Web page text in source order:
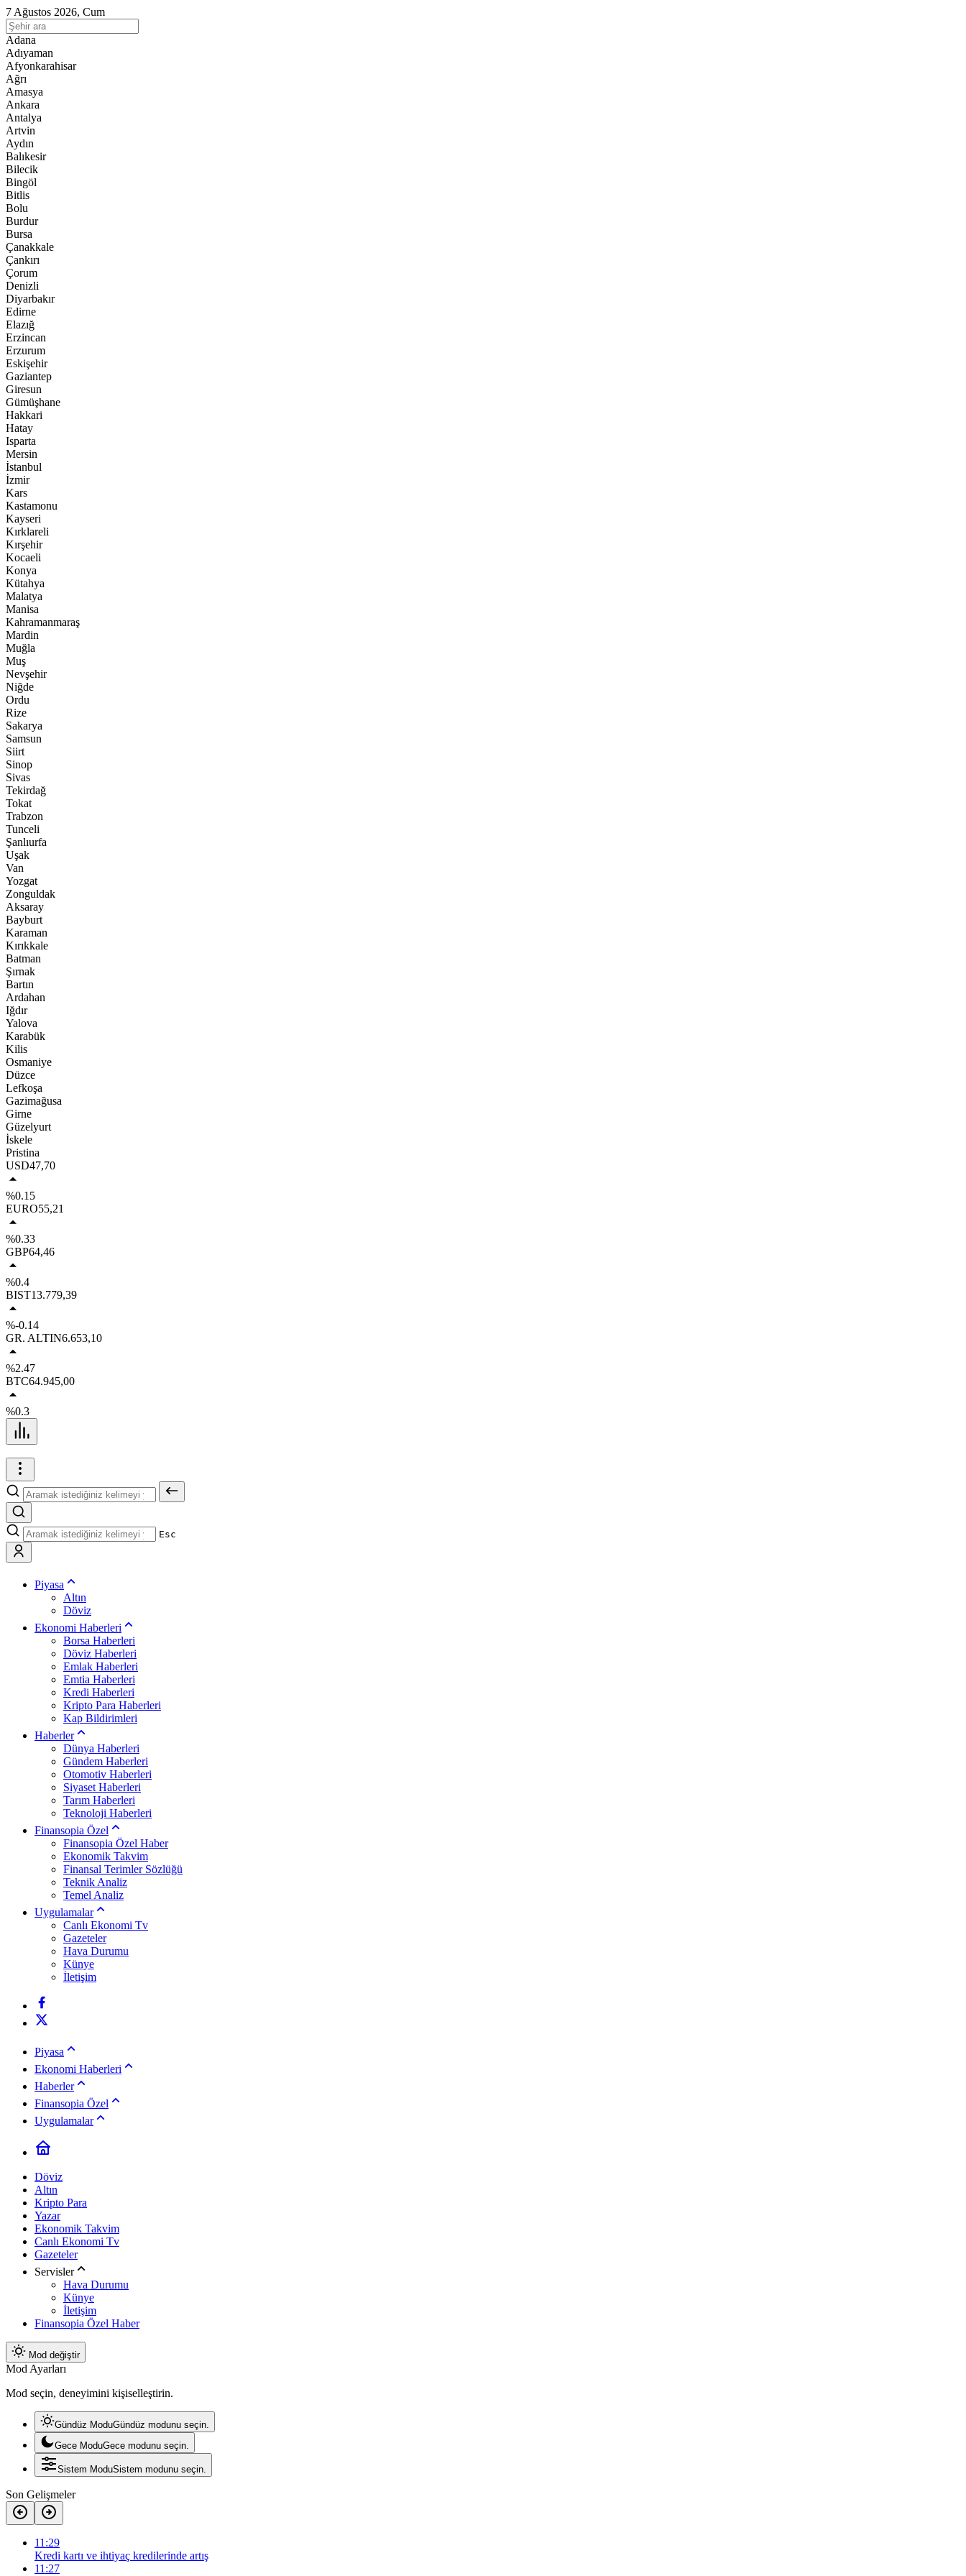
7 Ağustos 2026, Cum
Adana
Adıyaman
Afyonkarahisar
Ağrı
Amasya
Ankara
Antalya
Artvin
Aydın
Balıkesir
Bilecik
Bingöl
Bitlis
Bolu
Burdur
Bursa
Çanakkale
Çankırı
Çorum
Denizli
Diyarbakır
Edirne
Elazığ
Erzincan
Erzurum
Eskişehir
Gaziantep
Giresun
Gümüşhane
Hakkari
Hatay
Isparta
Mersin
İstanbul
İzmir
Kars
Kastamonu
Kayseri
Kırklareli
Kırşehir
Kocaeli
Konya
Kütahya
Malatya
Manisa
Kahramanmaraş
Mardin
Muğla
Muş
Nevşehir
Niğde
Ordu
Rize
Sakarya
Samsun
Siirt
Sinop
Sivas
Tekirdağ
Tokat
Trabzon
Tunceli
Şanlıurfa
Uşak
Van
Yozgat
Zonguldak
Aksaray
Bayburt
Karaman
Kırıkkale
Batman
Şırnak
Bartın
Ardahan
Iğdır
Yalova
Karabük
Kilis
Osmaniye
Düzce
Lefkoşa
Gazimağusa
Girne
Güzelyurt
İskele
Pristina
USD47,70
%0.15
EURO55,21
%0.33
GBP64,46
%0.4
BIST13.779,39
%-0.14
GR. ALTIN6.653,10
%2.47
BTC64.945,00
%0.3
Esc
Piyasa
Altın
Döviz
Ekonomi Haberleri
Borsa Haberleri
Döviz Haberleri
Emlak Haberleri
Emtia Haberleri
Kredi Haberleri
Kripto Para Haberleri
Kap Bildirimleri
Haberler
Dünya Haberleri
Gündem Haberleri
Otomotiv Haberleri
Siyaset Haberleri
Tarım Haberleri
Teknoloji Haberleri
Finansopia Özel
Finansopia Özel Haber
Ekonomik Takvim
Finansal Terimler Sözlüğü
Teknik Analiz
Temel Analiz
Uygulamalar
Canlı Ekonomi Tv
Gazeteler
Hava Durumu
Künye
İletişim
Piyasa
Ekonomi Haberleri
Haberler
Finansopia Özel
Uygulamalar
Döviz
Altın
Kripto Para
Yazar
Ekonomik Takvim
Canlı Ekonomi Tv
Gazeteler
Servisler
Hava Durumu
Künye
İletişim
Finansopia Özel Haber
Mod değiştir
Mod Ayarları
Mod seçin, deneyimini kişiselleştirin.
Gündüz ModuGündüz modunu seçin.
Gece ModuGece modunu seçin.
Sistem ModuSistem modunu seçin.
Son Gelişmeler
11:29
Kredi kartı ve ihtiyaç kredilerinde artış
11:27